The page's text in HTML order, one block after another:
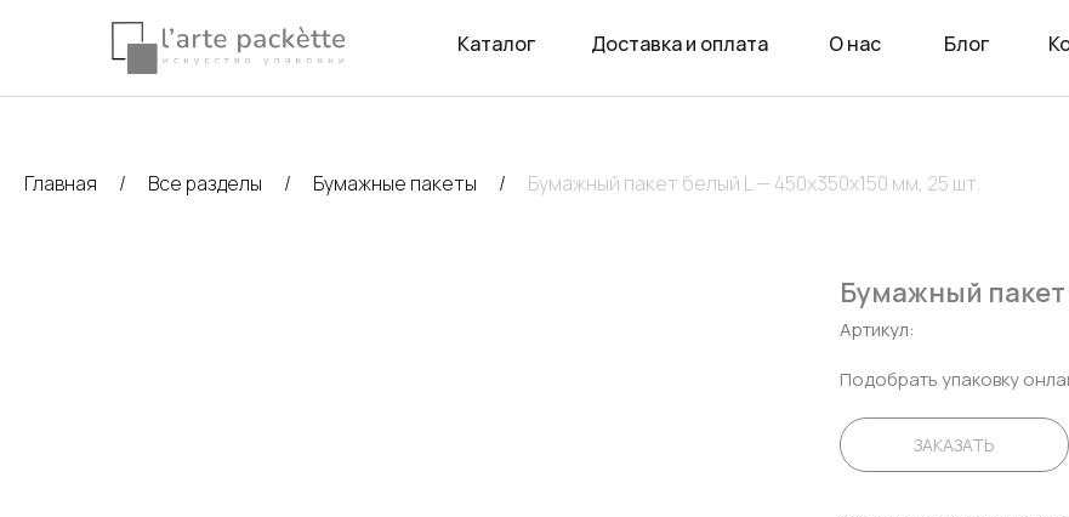
Каталог Доставка и оплата О нас Блог
Главная Все разделы Бумажные пакеты Бумажный пакет белый L — 450х350х150 мм, 25 шт.
Бумажный
Артикул:
Подобрать упаковку
ЗАКАЗАТЬ